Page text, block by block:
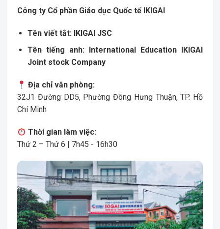
Công ty Cổ phần Giáo dục Quốc tế IKIGAI
Tên viết tắt: IKIGAI JSC
Tên tiếng anh:
International Education IKIGAI
Joint stock Company
Địa chỉ văn phòng:
32J1 Đường DD5, Phường Đông Hưng Thuận, TP. Hồ
Chí Minh
Thời gian làm việc:
Thứ 2 – Thứ 6 | 7h45 - 16h30